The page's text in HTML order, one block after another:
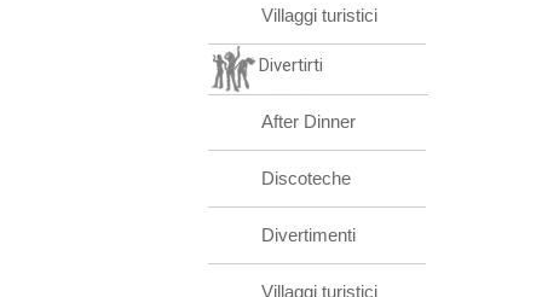
Villaggi turistici
Divertirti
After Dinner
Discoteche
Divertimenti
Villaggi turistici